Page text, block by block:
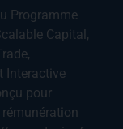
Programme
Capital,
Interactive
pour